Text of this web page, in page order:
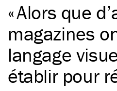
Alors que
magazines
langage
établir pour